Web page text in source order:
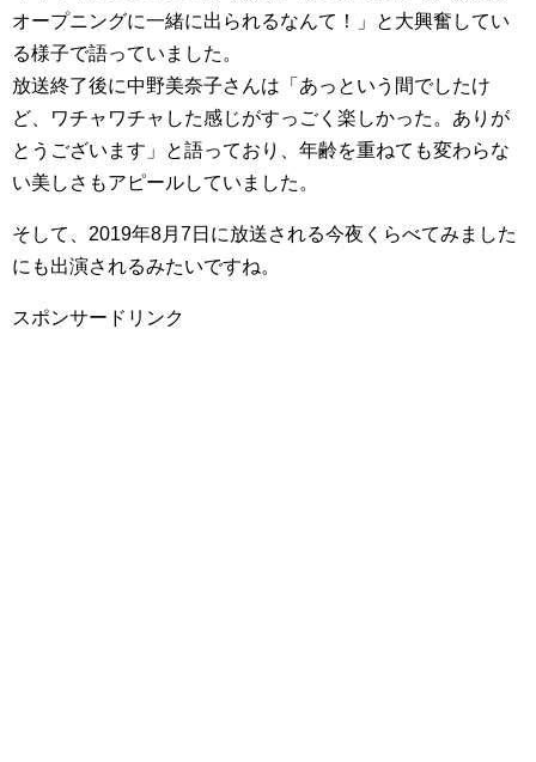
オープニングに一緒に出られるなんて！」と大興奮してい
る様子で語っていました。
放送終了後に中野美奈子さんは「あっという間でしたけ
ど、ワチャワチャした感じがすっごく楽しかった。ありが
とうございます」と語っており、年齢を重ねても変わらな
い美しさもアピールしていました。
そして、2019年8月7日に放送される今夜くらべてみました
にも出演されるみたいですね。
スポンサードリンク